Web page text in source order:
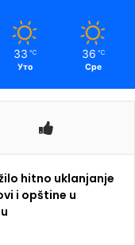
33 ℃
Уто
36 ℃
Сре
hitno uklanjanje
i opštine u